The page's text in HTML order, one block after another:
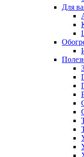
Для